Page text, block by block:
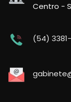
Centro -
(54)